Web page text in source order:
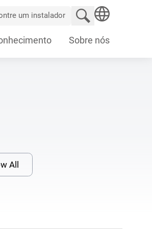
um instalador
Pesquisar no site
Sobre nós
All